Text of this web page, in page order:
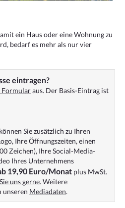
ein Haus oder eine Wohnung zu
bedarf es mehr als nur vier
eintragen?
Formularaus. Der Basis-Eintrag ist
Sie zusätzlich zu Ihren
Ihre Öffnungszeiten, einen
Zeichen), Ihre Social-Media-
Ihres Unternehmens
19,90 Euro/Monat plus MwSt.
uns gerne. Weitere
unseren Mediadaten.